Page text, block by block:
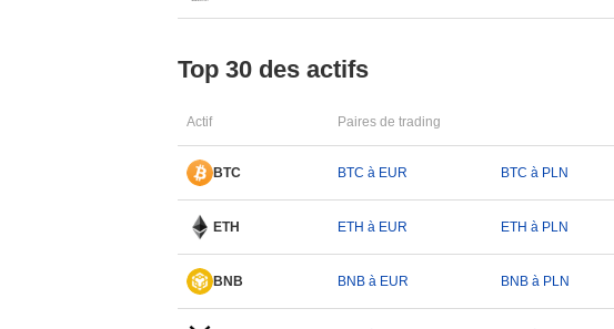
Top 30 des actifs
Actif Paires de trading
BTC BTC à EUR BTC à PLN
ETH ETH à EUR ETH à PLN
BNB BNB à EUR BNB à PLN